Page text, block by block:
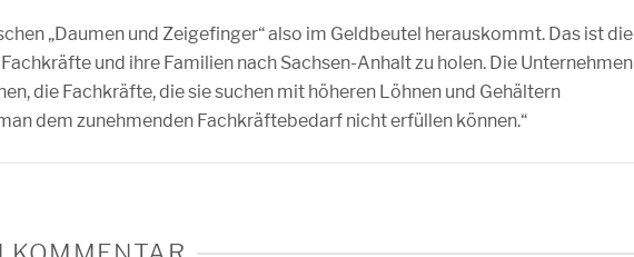
„Daumen und Zeigefinger“ also im Geldbeutel herauskommt. Das ist die
und ihre Familien nach Sachsen-Anhalt zu holen. Die Unternehmen
die Fachkräfte, die sie suchen mit höheren Löhnen und Gehältern
dem zunehmenden Fachkräftebedarf nicht erfüllen können.“